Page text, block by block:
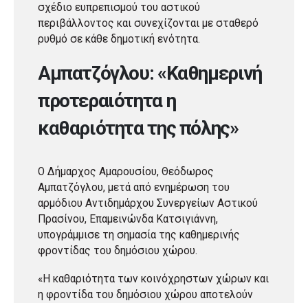
σχέδιο ευπρεπισμού του αστικού
περιβάλλοντος και συνεχίζονται με σταθερό
ρυθμό σε κάθε δημοτική ενότητα.
Αμπατζόγλου: «Καθημερινή
προτεραιότητα η
καθαριότητα της πόλης»
Ο Δήμαρχος Αμαρουσίου, Θεόδωρος
Αμπατζόγλου, μετά από ενημέρωση του
αρμόδιου Αντιδημάρχου Συνεργείων Αστικού
Πρασίνου, Επαμεινώνδα Κατσιγιάννη,
υπογράμμισε τη σημασία της καθημερινής
φροντίδας του δημόσιου χώρου.
«Η καθαριότητα των κοινόχρηστων χώρων και
η φροντίδα του δημόσιου χώρου αποτελούν